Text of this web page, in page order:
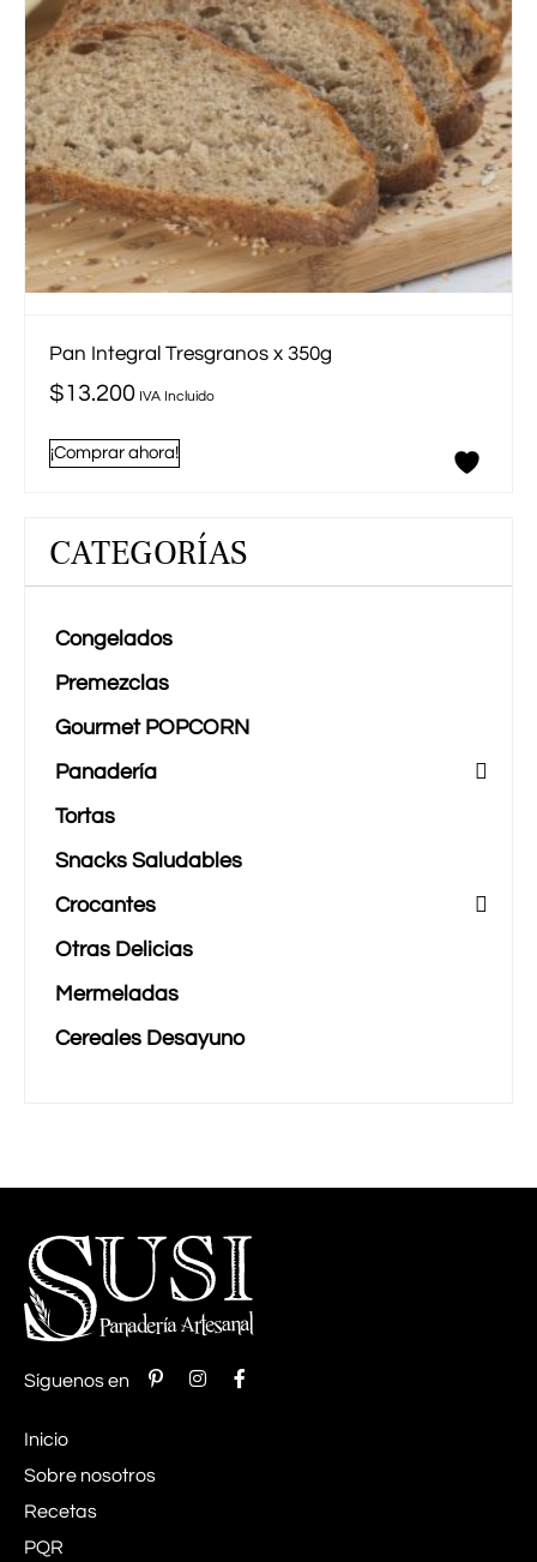
CATEGORÍAS
Congelados
Premezclas
Gourmet POPCORN
Panadería
Tortas
Snacks Saludables
Crocantes
Otras Delicias
Mermeladas
Cereales Desayuno
Pan Integral Tresgranos x 350g
$13.200 IVA Incluido
¡Comprar ahora!
Síguenos en
Inicio
Sobre nosotros
Recetas
PQR